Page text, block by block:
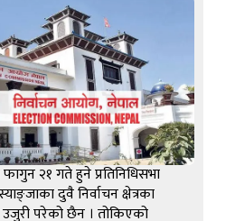
२१ गते हुने प्रतिनिधिसभा
दुवै निर्वाचन क्षेत्रका
परेको छैन । तोकिएको